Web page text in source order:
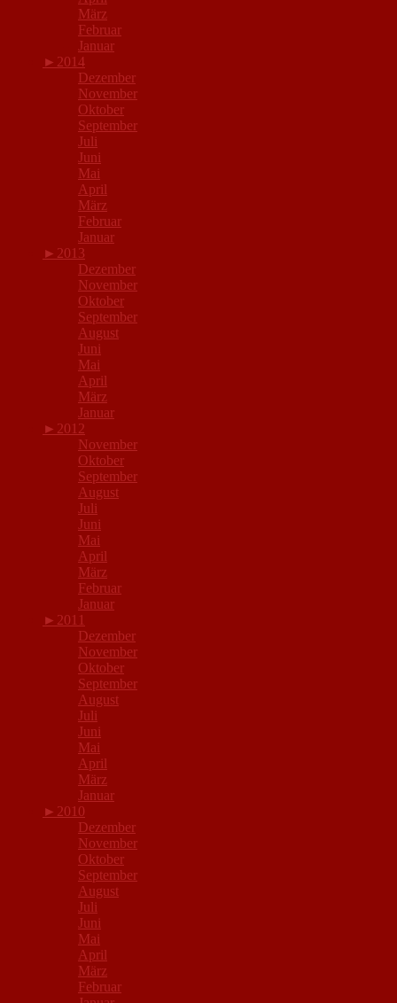
März
Februar
Januar
► 2014
Dezember
November
Oktober
September
Juli
Juni
Mai
April
März
Februar
Januar
► 2013
Dezember
November
Oktober
September
August
Juni
Mai
April
März
Januar
► 2012
November
Oktober
September
August
Juli
Juni
Mai
April
März
Februar
Januar
► 2011
Dezember
November
Oktober
September
August
Juli
Juni
Mai
April
März
Januar
► 2010
Dezember
November
Oktober
September
August
Juli
Juni
Mai
April
März
Februar